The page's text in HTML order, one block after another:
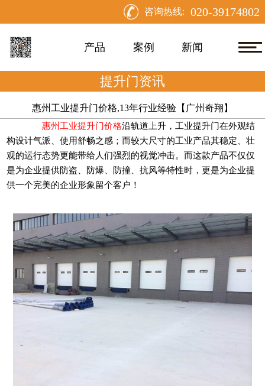
咨询热线: 020-39174802
产品 案例 新闻
提升门资讯
惠州工业提升门价格,13年行业经验【广州奇翔】
惠州工业提升门价格沿轨道上升，工业提升门在外观结
构设计气派、使用舒畅之感；而较大尺寸的工业产品其稳定、壮
观的运行态势更能带给人们强烈的视觉冲击。而这款产品不仅仅
是为企业提供防盗、防爆、防撞、抗风等特性时，更是为企业提
供一个完美的企业形象留个客户！